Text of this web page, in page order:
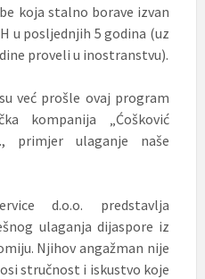
koja stalno borave izvan
u posljednjih 5 godina (uz
proveli u inostranstvu).
već prošle ovaj program
kompanija „Ćošković
primjer ulaganje naše
d.o.o. predstavlja
ulaganja dijaspore iz
Njihov angažman nije
stručnost i iskustvo koje